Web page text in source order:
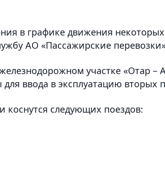
в графике движения
АО «Пассажирские
участке «Отар –
ввода в эксплуатацию вторых
коснутся следующих поездов: